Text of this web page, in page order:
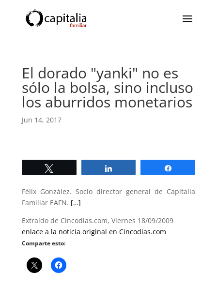
El dorado "yanki" no es
sólo la bolsa, sino incluso
los aburridos monetarios
Jun 14, 2017
Félix González. Socio director general de Capitalia
Familiar EAFN. […]
Extraído de Cincodias.com, Viernes 18/09/2009
enlace a la noticia original en Cincodias.com
Comparte esto: